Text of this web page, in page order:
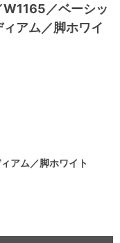
W1165／ベーシッ
アム／脚ホワイ
アム／脚ホワイト